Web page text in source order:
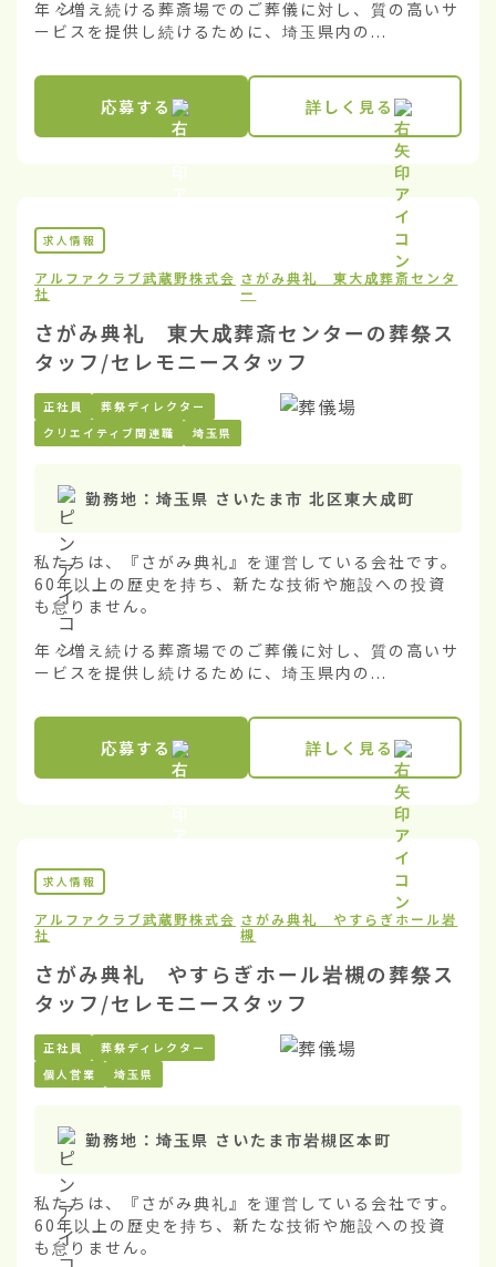
年々増え続ける葬斎場でのご葬儀に対し、質の高いサ
ービスを提供し続けるために、埼玉県内の...
応募する 詳しく見る
求人情報
アルファクラブ武蔵野株式会
社
さがみ典礼 東大成葬斎センタ
ー
さがみ典礼 東大成葬斎センターの葬祭ス
タッフ/セレモニースタッフ
正社員
葬祭ディレクター
クリエイティブ関連職
埼玉県
勤務地： 埼玉県 さいたま市 北区東大成町
私たちは、『さがみ典礼』を運営している会社です。
60年以上の歴史を持ち、新たな技術や施設への投資
も怠りません。
年々増え続ける葬斎場でのご葬儀に対し、質の高いサ
ービスを提供し続けるために、埼玉県内の...
応募する 詳しく見る
求人情報
アルファクラブ武蔵野株式会
社
さがみ典礼 やすらぎホール岩
槻
さがみ典礼 やすらぎホール岩槻の葬祭ス
タッフ/セレモニースタッフ
正社員
葬祭ディレクター
個人営業
埼玉県
勤務地： 埼玉県 さいたま市岩槻区本町
私たちは、『さがみ典礼』を運営している会社です。
60年以上の歴史を持ち、新たな技術や施設への投資
も怠りません。